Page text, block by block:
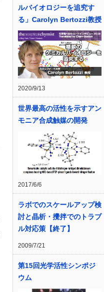
ルバイオロジーを追究す
る」Carolyn Bertozzi教授
2020/9/13
世界最高の活性を示すアン
モニア合成触媒の開発
2017/6/6
ラボでのスケールアップ検
討と晶析・攪拌でのトラブ
ル対応策【終了】
2009/7/21
第15回光学活性シンポジ
ウム